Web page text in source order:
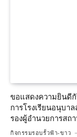
ขอแสดงความยินดีกั
การโรงเรียนอนุบา
รองผู้อำนวยการสถ
กิจกรรมรอบรั้วฟ้า-ขาว